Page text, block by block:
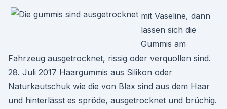
mit Vaseline, dann
lassen sich die
Gummis am
Fahrzeug ausgetrocknet, rissig oder verquollen sind.
28. Juli 2017 Haargummis aus Silikon oder
Naturkautschuk wie die von Blax sind aus dem Haar
und hinterlässt es spröde, ausgetrocknet und brüchig.